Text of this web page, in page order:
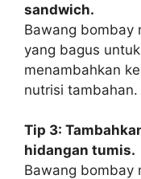
sandwich.
Bawang bombay
yang bagus
menambahkan
nutrisi tambahan.
Tip 3:
hidangan tumis.
Bawang bombay